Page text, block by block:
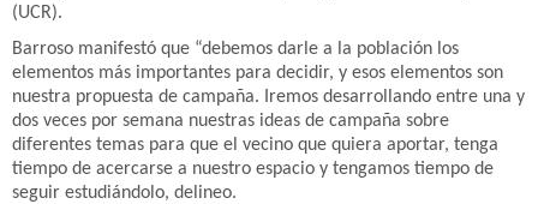
(UCR).
Barroso manifestó que “debemos darle a la población los
elementos más importantes para decidir, y esos elementos son
nuestra propuesta de campaña. Iremos desarrollando entre una y
dos veces por semana nuestras ideas de campaña sobre
diferentes temas para que el vecino que quiera aportar, tenga
tiempo de acercarse a nuestro espacio y tengamos tiempo de
seguir estudiándolo, delineo.